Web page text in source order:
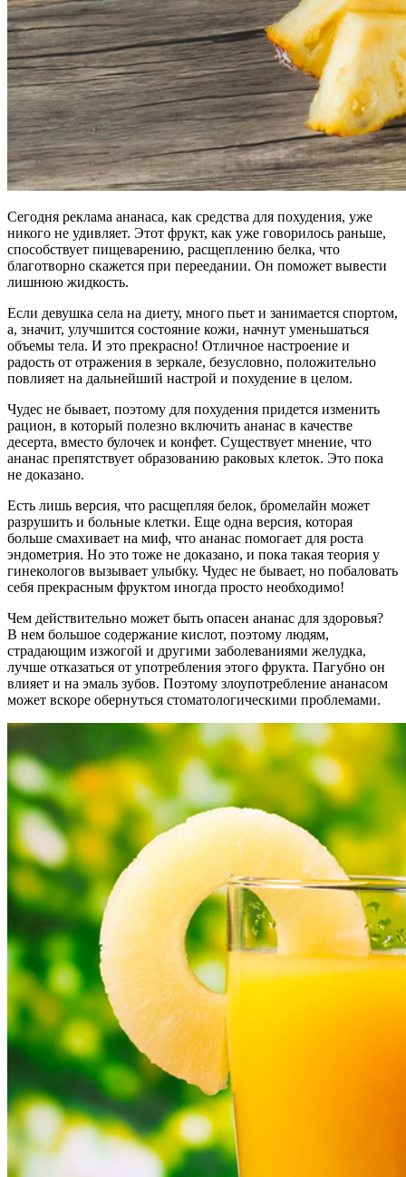
Сегодня реклама ананаса, как средства для похудения, уже
никого не удивляет. Этот фрукт, как уже говорилось раньше,
способствует пищеварению, расщеплению белка, что
благотворно скажется при переедании. Он поможет вывести
лишнюю жидкость.
Если девушка села на диету, много пьет и занимается спортом,
а, значит, улучшится состояние кожи, начнут уменьшаться
объемы тела. И это прекрасно! Отличное настроение и
радость от отражения в зеркале, безусловно, положительно
повлияет на дальнейший настрой и похудение в целом.
Чудес не бывает, поэтому для похудения придется изменить
рацион, в который полезно включить ананас в качестве
десерта, вместо булочек и конфет. Существует мнение, что
ананас препятствует образованию раковых клеток. Это пока
не доказано.
Есть лишь версия, что расщепляя белок, бромелайн может
разрушить и больные клетки. Еще одна версия, которая
больше смахивает на миф, что ананас помогает для роста
эндометрия. Но это тоже не доказано, и пока такая теория у
гинекологов вызывает улыбку. Чудес не бывает, но побаловать
себя прекрасным фруктом иногда просто необходимо!
Чем действительно может быть опасен ананас для здоровья?
В нем большое содержание кислот, поэтому людям,
страдающим изжогой и другими заболеваниями желудка,
лучше отказаться от употребления этого фрукта. Пагубно он
влияет и на эмаль зубов. Поэтому злоупотребление ананасом
может вскоре обернуться стоматологическими проблемами.